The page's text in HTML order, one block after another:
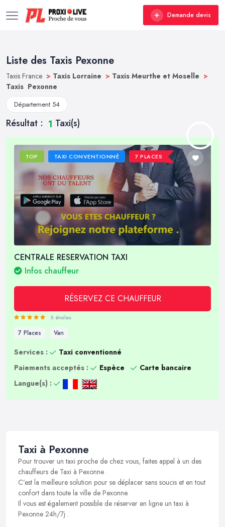
Demande devis
Liste des Taxis Pexonne
Taxis France > Taxis Lorraine > Taxis Meurthe et Moselle >
Taxis Pexonne
Département 54
Résultat : 1 Taxi(s)
TOP TAXI CONVENTIONNÉ 7 PLACES
CENTRALE RESERVATION TAXI
Infos chauffeur
RÉSERVEZ CE CHAUFFEUR
5 étoiles
7 Places Van
Services :
Taxi conventionné
Paiements acceptés :
Espèce
Carte bancaire
Langue(s) :
Taxi à Pexonne
Pour trouver un taxi proche de chez vous, faites appel à un des
chauffeurs de Taxi à Pexonne .
C’est la meilleure solution pour se déplacer sans soucis et en tout
confort dans toute la ville de Pexonne.
Il vous est également possible de réserver en ligne un taxi à
Pexonne 24h/7j .